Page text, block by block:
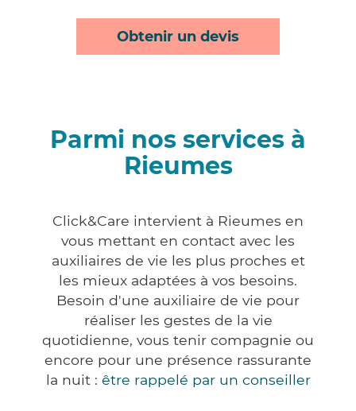
Obtenir un devis
Parmi nos services à
Rieumes
Click&Care intervient à Rieumes en
vous mettant en contact avec les
auxiliaires de vie les plus proches et
les mieux adaptées à vos besoins.
Besoin d'une auxiliaire de vie pour
réaliser les gestes de la vie
quotidienne, vous tenir compagnie ou
encore pour une présence rassurante
la nuit : être rappelé par un conseiller